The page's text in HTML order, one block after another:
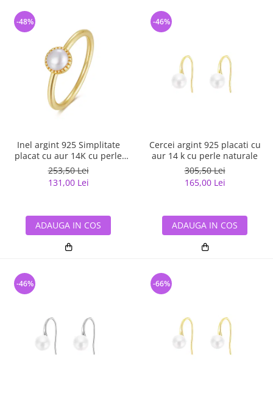
Inel argint 925 Simplitate
placat cu aur 14K cu perle
naturale
253,50 Lei
131,00 Lei
-48%
ADAUGA IN COS
Cercei argint 925 placati cu
aur 14 k cu perle naturale
305,50 Lei
165,00 Lei
-46%
ADAUGA IN COS
-46% -66%